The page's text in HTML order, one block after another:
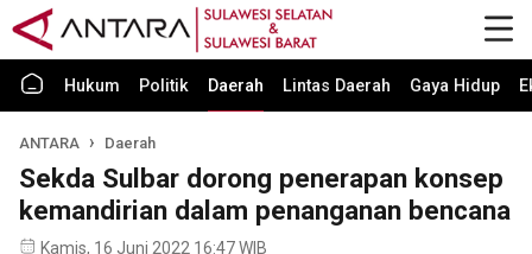
Hukum Politik Daerah Lintas Daerah Gaya Hidup
ANTARA Daerah
Sekda Sulbar dorong penerapan konsep
kemandirian dalam penanganan bencana
Kamis, 16 Juni 2022 16:47 WIB